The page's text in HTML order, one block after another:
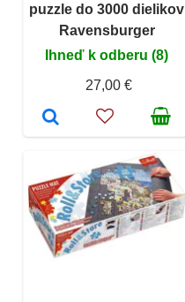
puzzle do 3000 dielikov
Ravensburger
Ihneď k odberu (8)
27,00 €